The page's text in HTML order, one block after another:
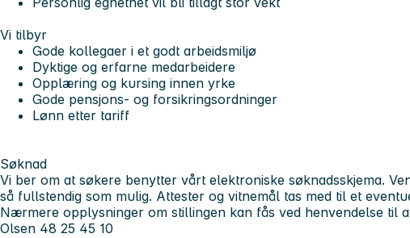
Vi tilbyr
Gode kollegaer i et godt arbeidsmiljø
Dyktige og erfarne medarbeidere
Opplæring og kursing innen yrke
Gode pensjons- og forsikringsordninger
Lønn etter tariff
Søknad
Vi ber om at søkere benytter vårt elektroniske søknadsskjema.
så fullstendig som mulig. Attester og vitnemål tas med til et
Nærmere opplysninger om stillingen kan fås ved henvendelse til
Olsen 48 25 45 10